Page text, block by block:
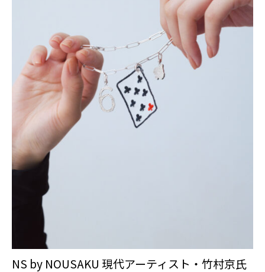
NS by NOUSAKU 現代アーティスト・竹村京氏